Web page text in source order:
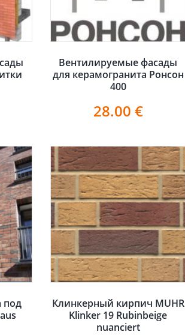
Вентилируемые фасады
для керамогранита Ронсон
400
28.00 €
под
Клинкерный кирпич MUHR
Klinker 19 Rubinbeige
nuanciert